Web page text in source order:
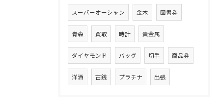
スーパーオーシャン 金木 図書券
青森 買取 時計 貴金属
ダイヤモンド バッグ 切手 商品券
洋酒 古銭 プラチナ 出張